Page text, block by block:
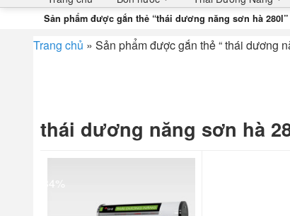
Sản phẩm được gắn thẻ “thái dương năng sơn hà 280l”
Trang chủ » Sản phẩm được gắn thẻ “ thái dương
thái dương năng sơn hà
-34%